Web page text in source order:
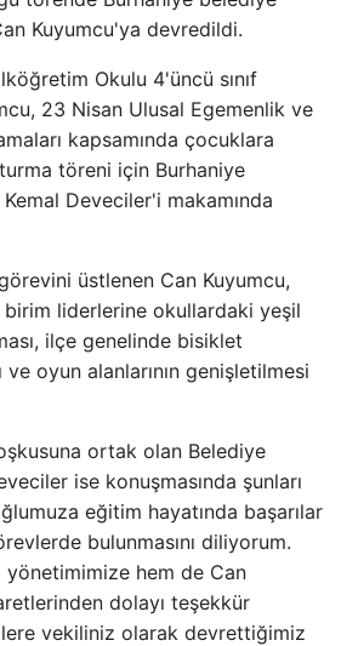
Kuyumcu'ya devredildi.
Okulu 4'üncü sınıf
23 Nisan Ulusal Egemenlik ve
kapsamında çocuklara
töreni için Burhaniye
Deveciler'i makamında
üstlenen Can Kuyumcu,
liderlerine okullardaki yeşil
ilçe genelinde bisiklet
ve oyun alanlarının genişletilmesi
ortak olan Belediye
ise konuşmasında şunları
eğitim hayatında başarılar
bulunmasını diliyorum.
hem de Can
dolayı teşekkür
vekiliniz olarak devrettiğimiz